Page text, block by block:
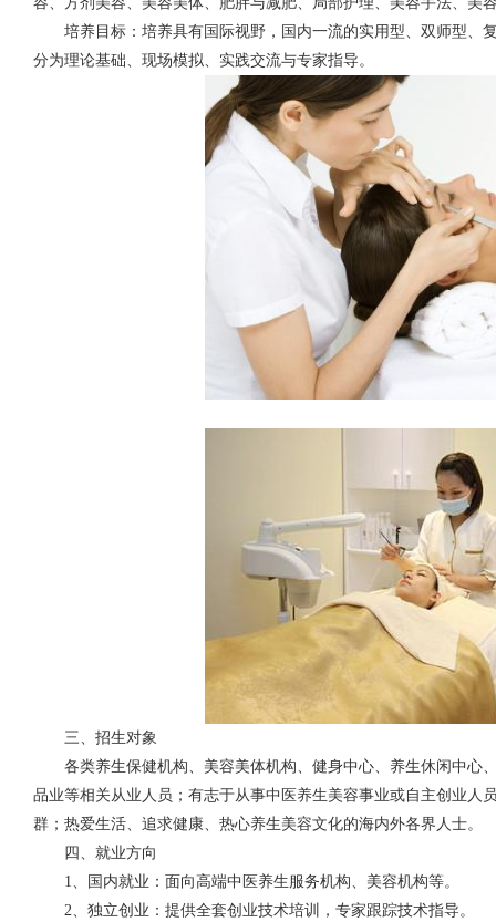
培养目标：培养具有国际视野，国内一流的实用型、双师型、
分为理论基础、现场模拟、实践交流与专家指导。
三、招生对象
各类养生保健机构、美容美体机构、健身中心、养生休闲中心
品业等相关从业人员；有志于从事中医养生美容事业或自主创业人
群；热爱生活、追求健康、热心养生美容文化的海内外各界人士。
四、就业方向
1、国内就业：面向高端中医养生服务机构、美容机构等。
2、独立创业：提供全套创业技术培训，专家跟踪技术指导。